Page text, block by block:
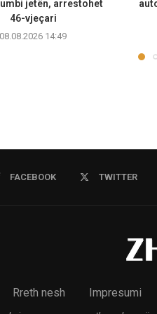
jetën, arrestohet
46-vjeçari
08.08.2026 14:49
FACEBOOK TWITTER
Rreth nesh Impresumi